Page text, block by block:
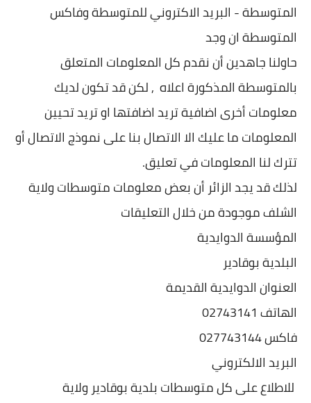
المتوسطة - البريد الاكتروني للمتوسطة وفاكس
المتوسطة ان وجد
حاولنا جاهدين أن نقدم كل المعلومات المتعلق
بالمتوسطة المذكورة اعلاه , لكن قد تكون لديك
معلومات أخرى اضافية تريد اضافتها او تريد تحيين
المعلومات ما عليك الا الاتصال بنا على نموذج الاتصال أو
تترك لنا المعلومات في تعليق.
لذلك قد يجد الزائر أن بعض معلومات متوسطات ولاية
الشلف موجودة من خلال التعليقات
المؤسسة الدوايدية
البلدية بوقادير
العنوان الدوايدية القديمة
الهاتف 02743141
فاكس 027743144
البريد الالكتروني
للاطلاع على كل متوسطات بلدية بوقادير ولاية